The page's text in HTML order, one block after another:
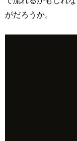
がだろうか。